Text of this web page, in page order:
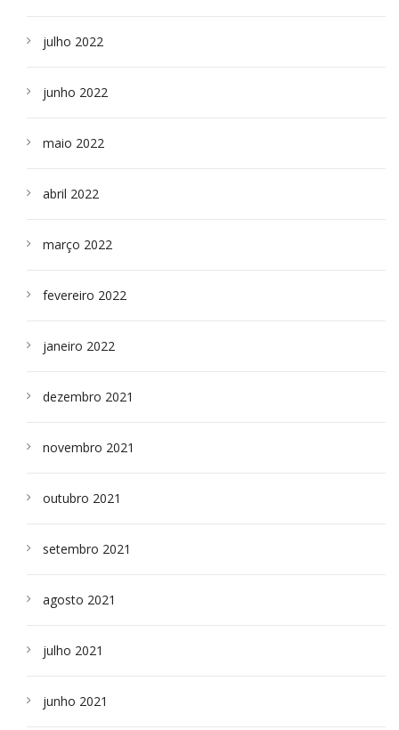
julho 2022
junho 2022
maio 2022
abril 2022
março 2022
fevereiro 2022
janeiro 2022
dezembro 2021
novembro 2021
outubro 2021
setembro 2021
agosto 2021
julho 2021
junho 2021